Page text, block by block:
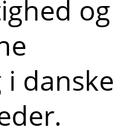
og
danske